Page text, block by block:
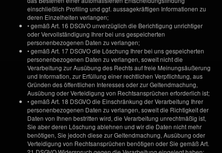
einschließlich Profiling und ggf. aussagekräftigen Informationen zu
deren Einzelheiten verlangen;
• gemäß Art. 16 DSGVO unverzüglich die Berichtigung unrichtiger
oder Vervollständigung Ihrer bei uns gespeicherten
personenbezogenen Daten zu verlangen;
• gemäß Art. 17 DSGVO die Löschung Ihrer bei uns gespeicherten
personenbezogenen Daten zu verlangen, soweit nicht die
Verarbeitung zur Ausübung des Rechts auf freie Meinungsäußerung
und Information, zur Erfüllung einer rechtlichen Verpflichtung, aus
Gründen des öffentlichen Interesses oder zur Geltendmachung,
Ausübung oder Verteidigung von Rechtsansprüchen erforderlich ist;
• gemäß Art. 18 DSGVO die Einschränkung der Verarbeitung Ihrer
personenbezogenen Daten zu verlangen, soweit die Richtigkeit der
Daten von Ihnen bestritten wird, die Verarbeitung unrechtmäßig ist,
Sie aber deren Löschung ablehnen und wir die Daten nicht mehr
benötigen, Sie jedoch diese zur Geltendmachung, Ausübung oder
Verteidigung von Rechtsansprüchen benötigen oder Sie gemäß Art.